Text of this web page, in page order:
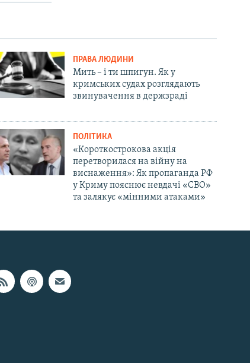
ПРАВА ЛЮДИНИ
Мить – і ти шпигун. Як у
кримських судах розглядають
звинувачення в держзраді
ПОЛІТИКА
«Короткострокова акція
перетворилася на війну на
виснаження»: Як пропаганда РФ
у Криму пояснює невдачі «СВО»
та залякує «мінними атаками»